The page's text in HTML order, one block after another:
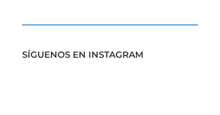
SÍGUENOS EN INSTAGRAM